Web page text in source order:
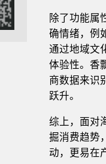
除了功能属
确情绪，例
通过地域文
体验性。香
商数据来识
跃升。
综上，面对
掘消费趋势
动，更易在